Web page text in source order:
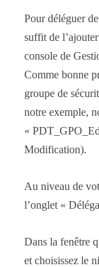
Pour déléguer
suffit de
console de
Comme bonne
groupe de
notre exemple,
«
Modification).
Au niveau de
l’onglet «
Dans la fenêtre
et choisissez le